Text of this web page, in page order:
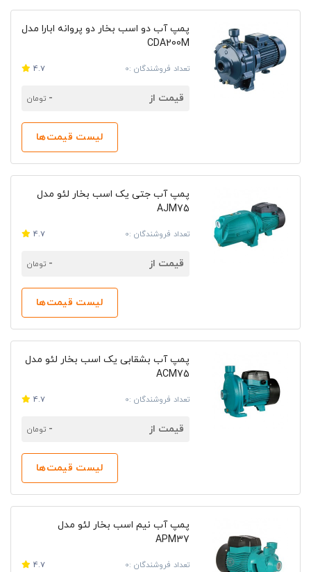
پمپ آب دو اسب بخار دو پروانه ابارا مدل
CDA200M
تعداد فروشندگان :0 4.7
قیمت از - تومان
لیست قیمت‌ها
پمپ آب جتی یک اسب بخار لئو مدل
AJM75
تعداد فروشندگان :0 4.7
قیمت از - تومان
لیست قیمت‌ها
پمپ آب بشقابی یک اسب بخار لئو مدل
ACM75
تعداد فروشندگان :0 4.7
قیمت از - تومان
لیست قیمت‌ها
پمپ آب نیم اسب بخار لئو مدل
APM37
تعداد فروشندگان :0 4.7